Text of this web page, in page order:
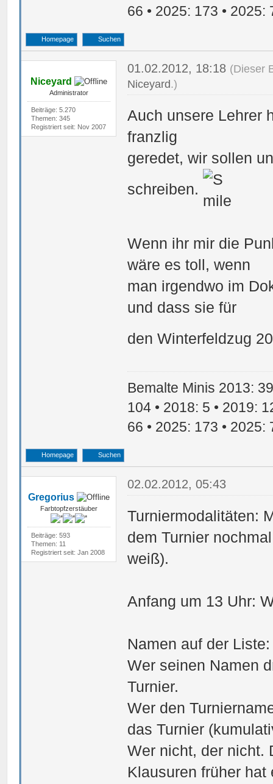
66 • 2025: 173 • 2025:
Homepage Suchen
Niceyard
Administrator
Beiträge: 5.270
Themen: 345
Registriert seit: Nov 2007
01.02.2012, 18:18 (Dieser
Niceyard.)
Auch unsere Lehrer
franzlig
geredet, wir sollen
schreiben.
Wenn ihr mir die
wäre es toll, wenn
man irgendwo im
und dass sie für
den Winterfeldzug
Bemalte Minis 2013:
104 • 2018: 5 • 2019:
66 • 2025: 173 • 2025:
Homepage Suchen
Gregorius
Farbtopfzerstäuber
Beiträge: 593
Themen: 11
Registriert seit: Jan 2008
02.02.2012, 05:43
Turniermodalitäten:
dem Turnier
weiß).
Anfang um 13 Uhr:
Namen auf der Liste:
Wer seinen Namen
Turnier.
Wer den
das Turnier
Wer nicht, der nicht.
Klausuren früher